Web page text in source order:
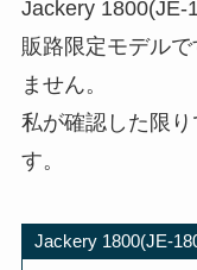
Jackery 1800(JE-
販路限定モデル
ません。
私が確認した限
す。
Jackery 1800(JE-